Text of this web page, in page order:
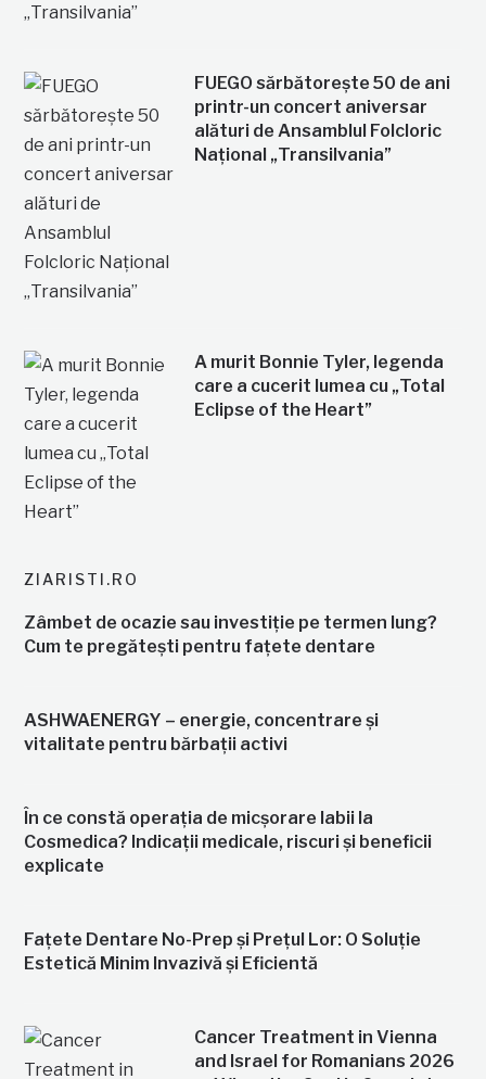
FUEGO sărbătorește 50 de ani
printr-un concert aniversar
alături de Ansamblul Folcloric
Național „Transilvania”
A murit Bonnie Tyler, legenda
care a cucerit lumea cu „Total
Eclipse of the Heart”
ZIARISTI.RO
Zâmbet de ocazie sau investiție pe termen lung?
Cum te pregătești pentru fațete dentare
ASHWAENERGY – energie, concentrare și
vitalitate pentru bărbații activi
În ce constă operația de micșorare labii la
Cosmedica? Indicații medicale, riscuri și beneficii
explicate
Fațete Dentare No-Prep și Prețul Lor: O Soluție
Estetică Minim Invazivă și Eficientă
Cancer Treatment in Vienna
and Israel for Romanians 2026